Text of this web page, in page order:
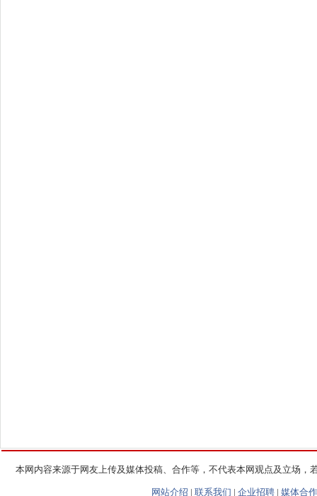
本网内容来源于网友上传及媒体投稿、合作等，不代表本网观点及立场
网站介绍 | 联系我们 | 企业招聘 | 媒体合作